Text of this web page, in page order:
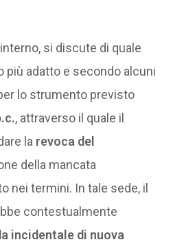
si discute di quale
più adatto e secondo alcuni
lo strumento previsto
, attraverso il quale il
la revoca del
della mancata
nei termini. In tale sede, il
contestualmente
incidentale di nuova